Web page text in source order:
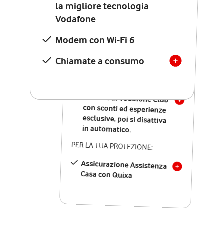
la migliore tecnologia
Vodafone
Modem con Wi-Fi 6
Chiamate a consumo
Vodafone
Modem Seven con Wi-Fi 7
Chiamate illimitate verso
numeri fissi e mobili
nazionali
12 mesi di Vodafone Club
con sconti ed esperienze
esclusive, poi si disattiva
in automatico.
PER LA TUA PROTEZIONE:
Assicurazione Assistenza
Casa con Quixa